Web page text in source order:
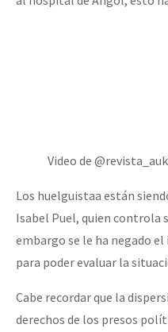
Video de
Los huelguistaa están
Isabel Puel, quien controla
embargo se le ha negado
para poder evaluar la
Cabe recordar que la
derechos de los presos